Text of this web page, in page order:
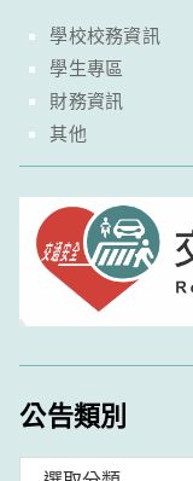
學校校務資訊
學生專區
財務資訊
其他
公告類別